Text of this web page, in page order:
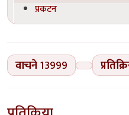
प्रकटन
वाचने13999